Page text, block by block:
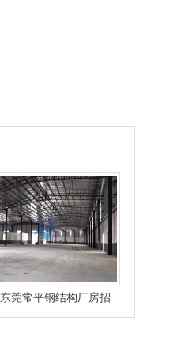
东莞常平钢结构厂房招